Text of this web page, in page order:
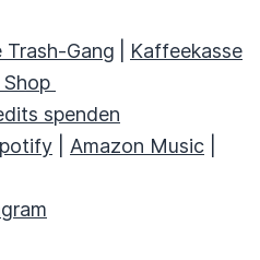
Trash-Gang
Kaffeekasse
spenden
Amazon Music